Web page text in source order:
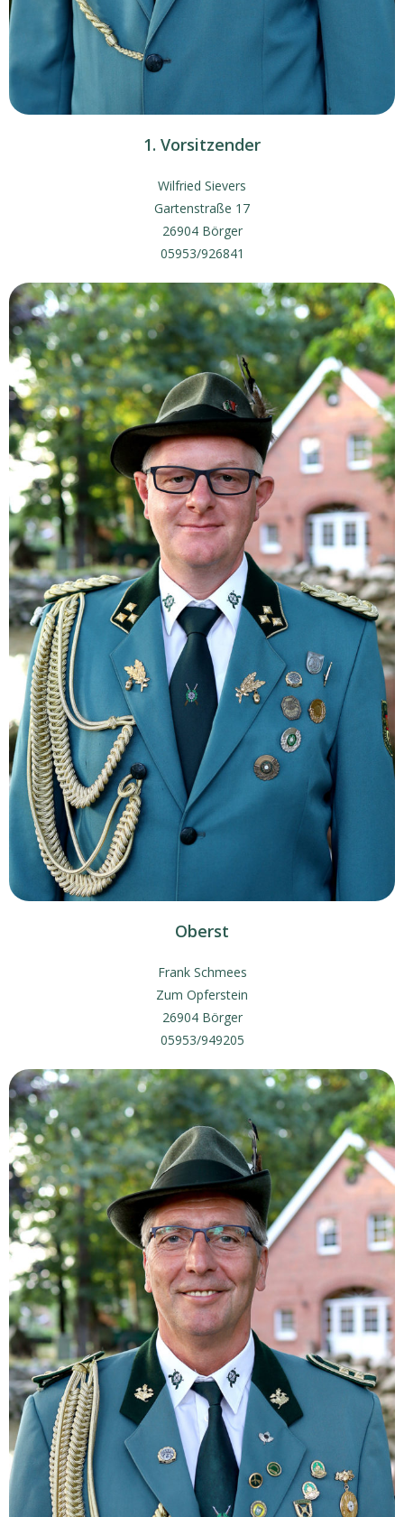
1. Vorsitzender
Wilfried Sievers
Gartenstraße 17
26904 Börger
05953/926841
Oberst
Frank Schmees
Zum Opferstein
26904 Börger
05953/949205